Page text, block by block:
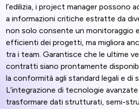
l’edilizia, i project manager possono
a informazioni critiche estratte da
non solo consente un monitoraggio
efficienti dei progetti, ma migliora
tra i team. Garantisce che le ultime
contratti siano prontamente
la conformità agli standard legali e di
L’integrazione di tecnologie
trasformare dati strutturati, semi-